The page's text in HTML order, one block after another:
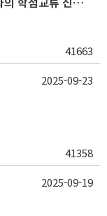
41663
41358
2025-09-23
2025-09-19